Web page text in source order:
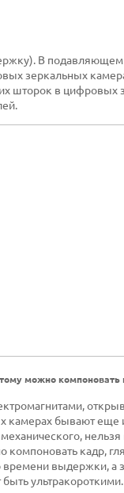
В
зеркальных
шторок в
можно
камерах бывают еще
кадр,
времени выдержки, а
ультракороткими.